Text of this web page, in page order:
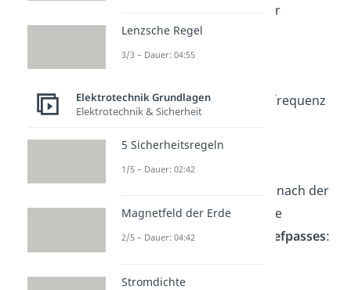
Somit ergibt sich folgender
Ausdruck:
Durch Einsetzen der Kreisfrequenz
und Umstellen der Formel nach der
Frequenz ergibt sich für die
Grenzfrequenz
eines Tiefpasses:
Lenzsche Regel
3/3 – Dauer: 04:55
Elektrotechnik Grundlagen
Elektrotechnik & Sicherheit
5 Sicherheitsregeln
1/5 – Dauer: 02:42
Magnetfeld der Erde
2/5 – Dauer: 04:42
Stromdichte